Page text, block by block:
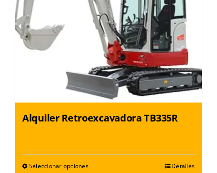
Alquiler Retroexcavadora TB335R
Seleccionar opcionesEste
Detalles